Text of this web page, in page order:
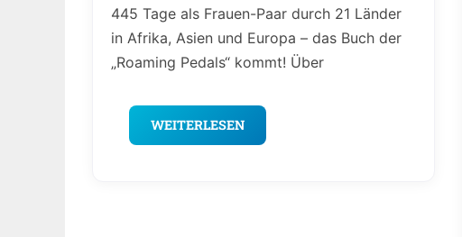
Freizeit
445 Tage als Frauen-Paar durch 21 Länder
in Afrika, Asien und Europa – das Buch der
„Roaming Pedals“ kommt! Über
WEITERLESEN